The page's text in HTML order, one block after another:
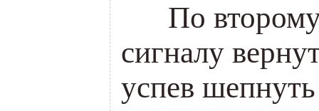
По
сигналу
успев